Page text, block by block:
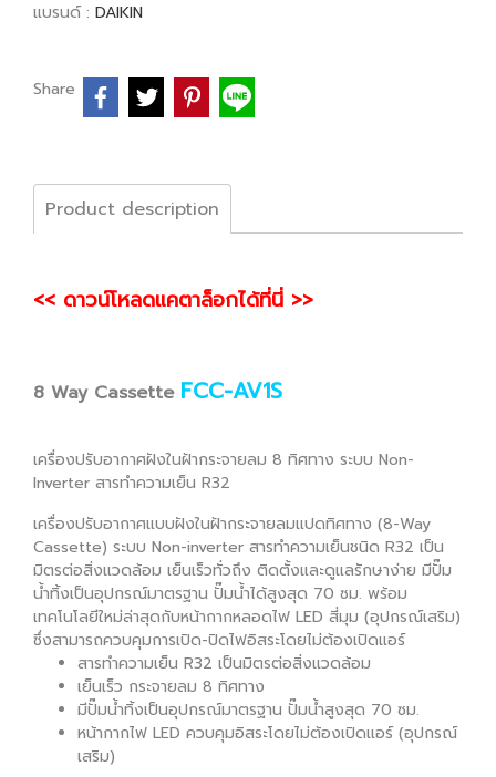
แบรนด์ : DAIKIN
Share
Product description
<< ดาวน์โหลดแคตาล็อกได้ที่นี่ >>
8 Way Cassette FCC-AV1S
เครื่องปรับอากาศฝังในฝ้ากระจายลม 8 ทิศทาง ระบบ Non-
Inverter สารทำความเย็น R32
เครื่องปรับอากาศแบบฝังในฝ้ากระจายลมแปดทิศทาง (8-Way
Cassette) ระบบ Non-inverter สารทำความเย็นชนิด R32 เป็น
มิตรต่อสิ่งแวดล้อม เย็นเร็วทั่วถึง ติดตั้งและดูแลรักษาง่าย มีปั๊ม
น้ำทิ้งเป็นอุปกรณ์มาตรฐาน ปั๊มน้ำได้สูงสุด 70 ซม. พร้อม
เทคโนโลยีใหม่ล่าสุดกับหน้ากากหลอดไฟ LED สี่มุม (อุปกรณ์เสริม)
ซึ่งสามารถควบคุมการเปิด-ปิดไฟอิสระโดยไม่ต้องเปิดแอร์
สารทำความเย็น R32 เป็นมิตรต่อสิ่งแวดล้อม
เย็นเร็ว กระจายลม 8 ทิศทาง
มีปั๊มน้ำทิ้งเป็นอุปกรณ์มาตรฐาน ปั๊มน้ำสูงสุด 70 ซม.
หน้ากากไฟ LED ควบคุมอิสระโดยไม่ต้องเปิดแอร์ (อุปกรณ์
เสริม)